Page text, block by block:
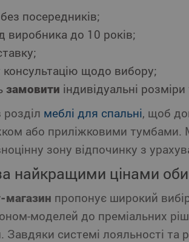
посередників;
виробника до 10 років;
консультацію щодо вибору;
замовити індивідуальні розміри
меблі для спальні, щоб
або приліжковими
зону відпочинку з
найкращими цінами
магазин пропонує широкий
моделей до преміальних
Завдяки системі лояльності та